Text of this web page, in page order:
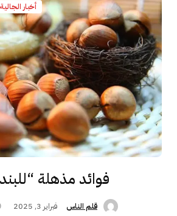
أخبار الجالية
فوائد مذهلة
قلم الناس فبراير 3, 2025